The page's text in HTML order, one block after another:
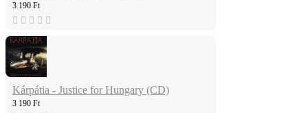
3 190 Ft
Kárpátia - Justice for Hungary (CD)
3 190 Ft